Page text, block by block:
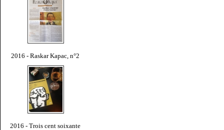
2016 - Raskar Kapac, n°2
2016 - Trois cent soixante